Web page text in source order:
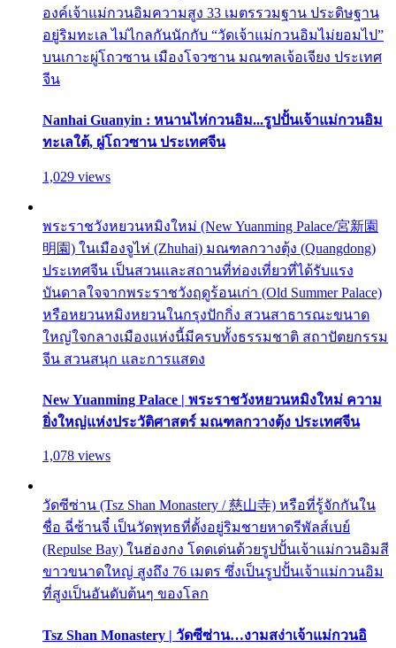
องค์เจ้าแม่กวนอิมความสูง 33 เมตรรวมฐาน ประดิษฐาน
อยู่ริมทะเล ไม่ไกลกันนักกับ “วัดเจ้าแม่กวนอิมไม่ยอมไป”
บนเกาะผู่โถวซาน เมืองโจวซาน มณฑลเจ้อเจียง ประเทศ
จีน
Nanhai Guanyin : หนานไห่กวนอิม...รูปปั้นเจ้าแม่กวนอิม
ทะเลใต้, ผู่โถวซาน ประเทศจีน
1,029 views
พระราชวังหยวนหมิงใหม่ (New Yuanming Palace/宮新園
明園) ในเมืองจูไห่ (Zhuhai) มณฑลกวางตุ้ง (Quangdong)
ประเทศจีน เป็นสวนและสถานที่ท่องเที่ยวที่ได้รับแรง
บันดาลใจจากพระราชวังฤดูร้อนเก่า (Old Summer Palace)
หรือหยวนหมิงหยวนในกรุงปักกิ่ง สวนสาธารณะขนาด
ใหญ่ใจกลางเมืองแห่งนี้มีครบทั้งธรรมชาติ สถาปัตยกรรม
จีน สวนสนุก และการแสดง
New Yuanming Palace | พระราชวังหยวนหมิงใหม่ ความ
ยิ่งใหญ่แห่งประวัติศาสตร์ มณฑลกวางตุ้ง ประเทศจีน
1,078 views
วัดซีซ่าน (Tsz Shan Monastery / 慈山寺) หรือที่รู้จักกันใน
ชื่อ ฉี่ซ้านจี๋ เป็นวัดพุทธที่ตั้งอยู่ริมชายหาดรีพัลส์เบย์
(Repulse Bay) ในฮ่องกง โดดเด่นด้วยรูปปั้นเจ้าแม่กวนอิมสี
ขาวขนาดใหญ่ สูงถึง 76 เมตร ซึ่งเป็นรูปปั้นเจ้าแม่กวนอิม
ที่สูงเป็นอันดับต้นๆ ของโลก
Tsz Shan Monastery | วัดซีซ่าน…งามสง่าเจ้าแม่กวนอิ